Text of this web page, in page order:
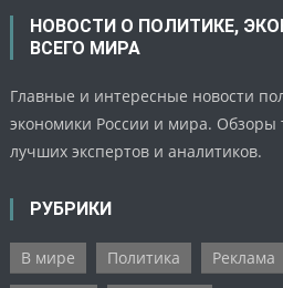
НОВОСТИ О ПОЛИТИКЕ,
ВСЕГО МИРА
Главные и интересные новости
экономики России и мира. Обзоры
лучших экспертов и аналитиков.
РУБРИКИ
В мире Политика Реклама